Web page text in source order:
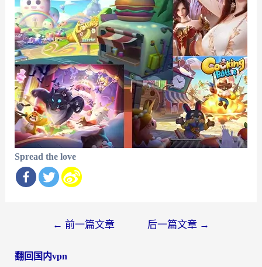
Spread the love
导
← 前一篇文章 后一篇文章 →
翻回国内vpn